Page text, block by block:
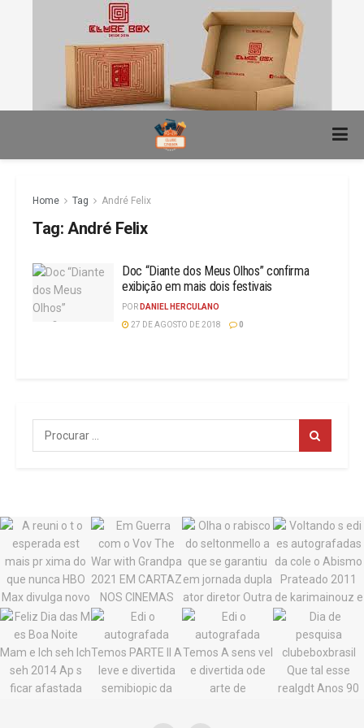
Home Tag André Felix
Tag: André Felix
Doc “Diante dos Meus Olhos” confirma
exibição em mais dois festivais
POR DANIEL HERCULANO
27 DE AGOSTO DE 2018
0